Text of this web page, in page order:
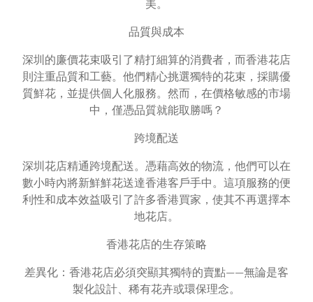
美。
品質與成本
深圳的廉價花束吸引了精打細算的消費者，而香港花店
則注重品質和工藝。他們精心挑選獨特的花束，採購優
質鮮花，並提供個人化服務。然而，在價格敏感的市場
中，僅憑品質就能取勝嗎？
跨境配送
深圳花店精通跨境配送。憑藉高效的物流，他們可以在
數小時內將新鮮鮮花送達香港客戶手中。這項服務的便
利性和成本效益吸引了許多香港買家，使其不再選擇本
地花店。
香港花店的生存策略
差異化：香港花店必須突顯其獨特的賣點——無論是客
製化設計、稀有花卉或環保理念。